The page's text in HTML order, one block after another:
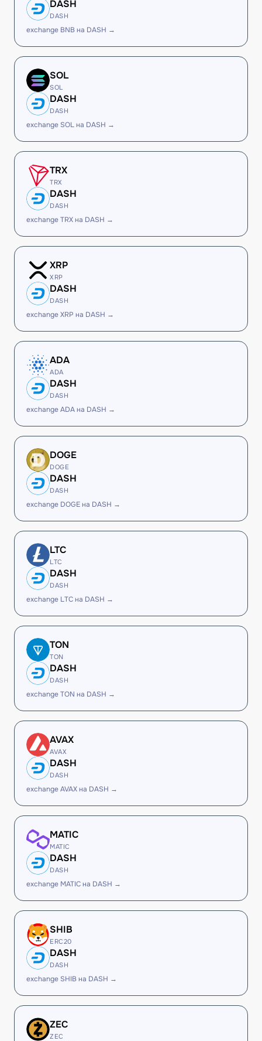
DASH
DASH
exchange BNB на DASH →
SOL
SOL
DASH
DASH
exchange SOL на DASH →
TRX
TRX
DASH
DASH
exchange TRX на DASH →
XRP
XRP
DASH
DASH
exchange XRP на DASH →
ADA
ADA
DASH
DASH
exchange ADA на DASH →
DOGE
DOGE
DASH
DASH
exchange DOGE на DASH →
LTC
LTC
DASH
DASH
exchange LTC на DASH →
TON
TON
DASH
DASH
exchange TON на DASH →
AVAX
AVAX
DASH
DASH
exchange AVAX на DASH →
MATIC
MATIC
DASH
DASH
exchange MATIC на DASH →
SHIB
ERC20
DASH
DASH
exchange SHIB на DASH →
ZEC
ZEC